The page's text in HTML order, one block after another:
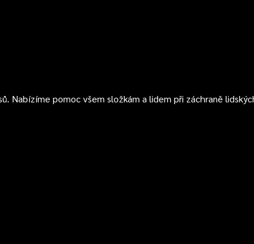
Nabízíme pomoc všem složkám a lidem při záchraně